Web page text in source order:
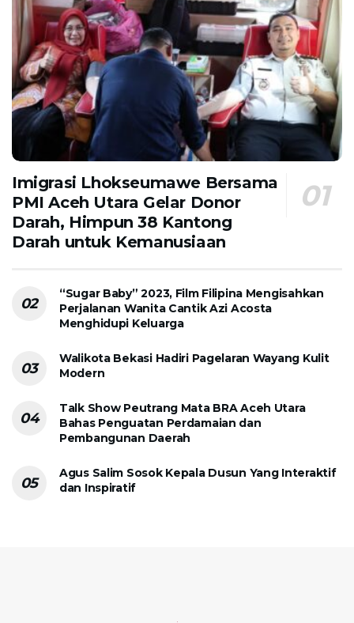
Imigrasi Lhokseumawe Bersama
PMI Aceh Utara Gelar Donor
Darah, Himpun 38 Kantong
Darah untuk Kemanusiaan
“Sugar Baby” 2023, Film Filipina Mengisahkan
Perjalanan Wanita Cantik Azi Acosta
Menghidupi Keluarga
Walikota Bekasi Hadiri Pagelaran Wayang Kulit
Modern
Talk Show Peutrang Mata BRA Aceh Utara
Bahas Penguatan Perdamaian dan
Pembangunan Daerah
Agus Salim Sosok Kepala Dusun Yang Interaktif
dan Inspiratif